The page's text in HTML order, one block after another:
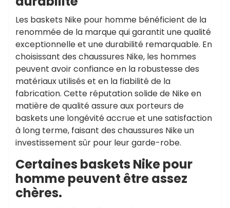
Les baskets Nike pour homme bénéficient de la
renommée de la marque qui garantit une qualité
exceptionnelle et une durabilité remarquable. En
choisissant des chaussures Nike, les hommes
peuvent avoir confiance en la robustesse des
matériaux utilisés et en la fiabilité de la
fabrication. Cette réputation solide de Nike en
matière de qualité assure aux porteurs de
baskets une longévité accrue et une satisfaction
à long terme, faisant des chaussures Nike un
investissement sûr pour leur garde-robe.
Certaines baskets Nike pour
homme peuvent être assez
chères.